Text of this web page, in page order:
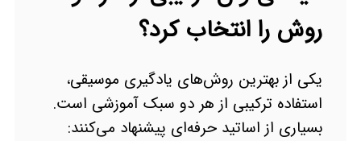
روش را انتخاب کرد؟
یکی از بهترین روش‌های یادگیری موسیقی،
استفاده ترکیبی از هر دو سبک آموزشی است.
بسیاری از اساتید حرفه‌ای پیشنهاد می‌کنند: